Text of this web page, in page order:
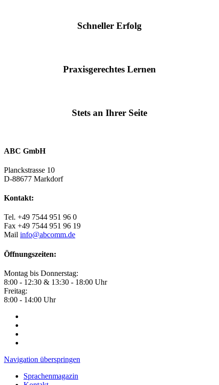
Schneller Erfolg
Praxisgerechtes Lernen
Stets an Ihrer Seite
ABC GmbH
Planckstrasse 10
D-88677 Markdorf
Kontakt:
Tel. +49 7544 951 96 0
Fax +49 7544 951 96 19
Mail info@abcomm.de
Öffnungszeiten:
Montag bis Donnerstag:
8:00 - 12:30 & 13:30 - 18:00 Uhr
Freitag:
8:00 - 14:00 Uhr
Navigation überspringen
Sprachenmagazin